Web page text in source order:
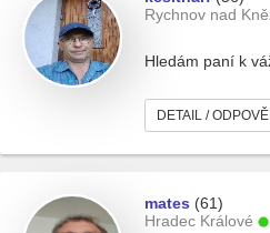
Rychnov nad
Hledám paní k
DETAIL /
mates (61)
Hradec Králové